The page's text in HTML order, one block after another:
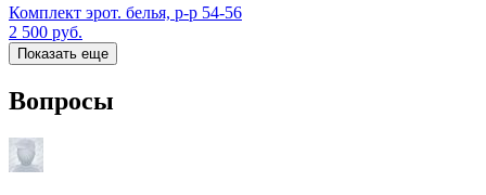
Комплект эрот. белья, р-р 54-56
2 500 руб.
Показать еще
Вопросы